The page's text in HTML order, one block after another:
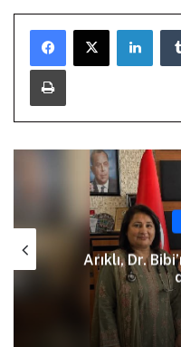
Yazdır
katıldığını